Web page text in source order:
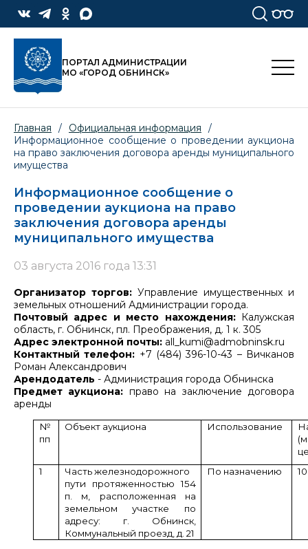
ПОРТАЛ АДМИНИСТРАЦИИ
МО «ГОРОД ОБНИНСК»
Главная / Официальная информация
/
Информационное сообщение о проведении аукциона
на право заключения договора аренды муниципального
имущества
Информационное сообщение о
проведении аукциона на право
заключения договора аренды
муниципального имущества
03 августа 2016 года 13:31
Организатор торгов: Управление имущественных и
земельных отношений Администрации города.
Почтовый адрес и место нахождения:Калужская
область, г. Обнинск, пл. Преображения, д. 1 к. 305
Адрес электронной почты: all_kumi@admobninsk.ru
Контактный телефон: +7 (484) 396-10-43 – Вичканов
Роман Александрович
Арендодатель - Администрация города Обнинска
Предмет аукциона: право на заключение договора
аренды
№
пп
Объект аукциона Использование
1
Часть железнодорожного
пути протяженностью 154
п. м, расположенная на
земельном участке по
адресу: г. Обнинск,
Коммунальный проезд, д. 21
По назначению